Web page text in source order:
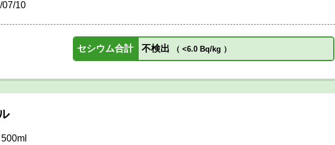
07/10
セシウム合計 不検出 （ <6.0 Bq/kg ）